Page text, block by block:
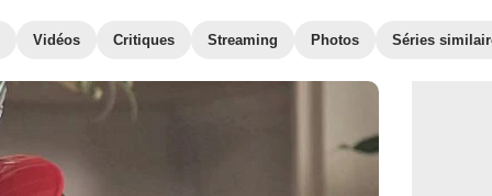
Vidéos Critiques Streaming Photos Séries